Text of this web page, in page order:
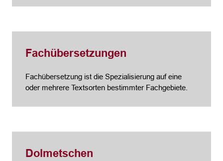
Fachübersetzungen
Fachübersetzung ist die Spezialisierung auf eine
oder mehrere Textsorten bestimmter Fachgebiete.
Dolmetschen